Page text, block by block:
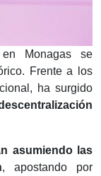
Monagas se
Frente a los
ha surgido
asumiendo las
, apostando por